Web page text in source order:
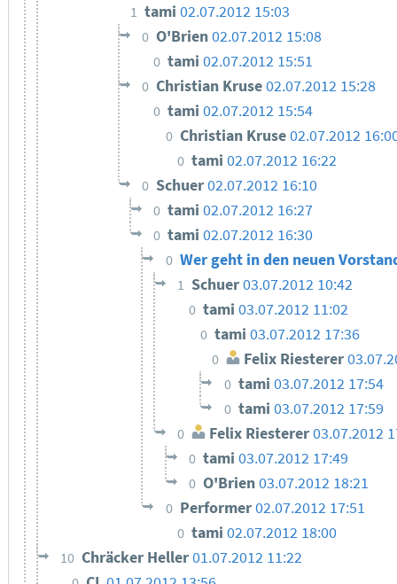
1 tami 02.07.2012 15:03
0 O'Brien02.07.2012 15:08
0 tami02.07.2012 15:51
0 Christian Kruse02.07.2012 15:28
0 tami02.07.2012 15:54
0 Christian Kruse02.07.2012
0 tami 02.07.2012 16:22
0 Schuer02.07.2012 16:10
0 tami02.07.2012 16:27
0 tami02.07.2012 16:30
0 Wer geht in den neuen
1 Schuer03.07.2012 10:42
0 tami 03.07.2012 11:02
0 tami03.07.2012 17:36
0 Felix Riesterer
0 tami 03.07.2012 17:54
0 tami 03.07.2012 17:59
0 Felix Riesterer 03.07.2012
0 tami 03.07.2012 17:49
0 O'Brien03.07.2012 18:21
0 Performer02.07.2012 17:51
0 tami 02.07.2012 18:00
10 Chräcker Heller01.07.2012 11:22